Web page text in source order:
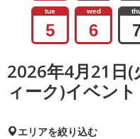
tue
5
wed
6
2026年4月21日(
ィーク)イベント
エリアを絞り込む